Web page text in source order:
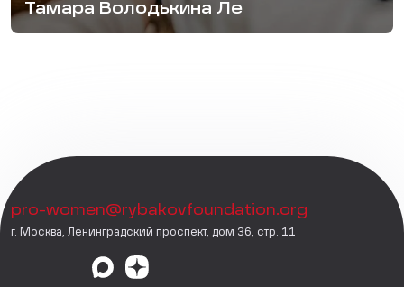
Тамара Володькина Ле
pro-women@rybakovfoundation.org
г. Москва, Ленинградский проспект, дом 36, стр. 11